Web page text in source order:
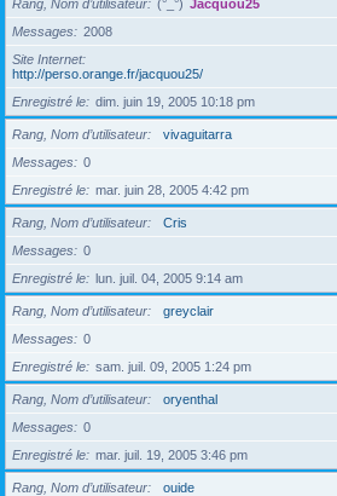
Rang, Nom d’utilisateur (°_°) Jacquou25
Messages
2008
Site Internet
http://perso.orange.fr/jacquou25/
Enregistré le
dim. juin 19, 2005 10:18 pm
Rang, Nom d’utilisateur
vivaguitarra
Messages
0
Enregistré le
mar. juin 28, 2005 4:42 pm
Rang, Nom d’utilisateur
Cris
Messages
0
Enregistré le
lun. juil. 04, 2005 9:14 am
Rang, Nom d’utilisateur
greyclair
Messages
0
Enregistré le
sam. juil. 09, 2005 1:24 pm
Rang, Nom d’utilisateur
oryenthal
Messages
0
Enregistré le
mar. juil. 19, 2005 3:46 pm
Rang, Nom d’utilisateur
ouide